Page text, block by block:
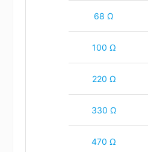
68 Ω
100 Ω
220 Ω
330 Ω
470 Ω